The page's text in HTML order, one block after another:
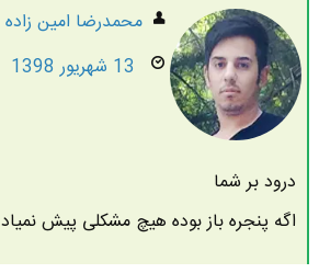
محمدرضا امين زاده
13 شهریور 1398
درود بر شما
اگه پنجره باز بوده هیچ مشکلی پیش نمیاد